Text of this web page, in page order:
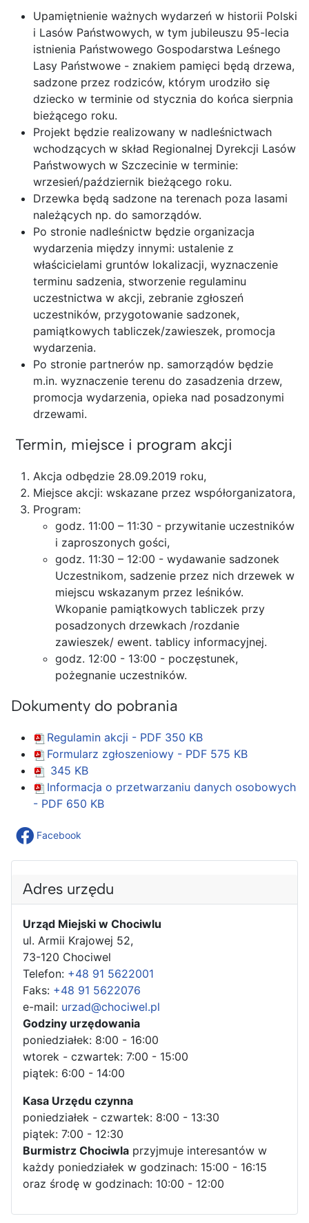
Upamiętnienie ważnych wydarzeń w historii Polski
i Lasów Państwowych, w tym jubileuszu 95-lecia
istnienia Państwowego Gospodarstwa Leśnego
Lasy Państwowe - znakiem pamięci będą drzewa,
sadzone przez rodziców, którym urodziło się
dziecko w terminie od stycznia do końca sierpnia
bieżącego roku.
Projekt będzie realizowany w nadleśnictwach
wchodzących w skład Regionalnej Dyrekcji Lasów
Państwowych w Szczecinie w terminie:
wrzesień/październik bieżącego roku.
Drzewka będą sadzone na terenach poza lasami
należących np. do samorządów.
Po stronie nadleśnictw będzie organizacja
wydarzenia między innymi: ustalenie z
właścicielami gruntów lokalizacji, wyznaczenie
terminu sadzenia, stworzenie regulaminu
uczestnictwa w akcji, zebranie zgłoszeń
uczestników, przygotowanie sadzonek,
pamiątkowych tabliczek/zawieszek, promocja
wydarzenia.
Po stronie partnerów np. samorządów będzie
m.in. wyznaczenie terenu do zasadzenia drzew,
promocja wydarzenia, opieka nad posadzonymi
drzewami.
Termin, miejsce i program akcji
Akcja odbędzie 28.09.2019 roku,
Miejsce akcji: wskazane przez współorganizatora,
Program:
godz. 11:00 – 11:30 - przywitanie uczestników
i zaproszonych gości,
godz. 11:30 – 12:00 - wydawanie sadzonek
Uczestnikom, sadzenie przez nich drzewek w
miejscu wskazanym przez leśników.
Wkopanie pamiątkowych tabliczek przy
posadzonych drzewkach /rozdanie
zawieszek/ ewent. tablicy informacyjnej.
godz. 12:00 - 13:00 - poczęstunek,
pożegnanie uczestników.
Dokumenty do pobrania
Regulamin akcji - PDF 350 KB
Formularz zgłoszeniowy - PDF 575 KB
345 KB
Informacja o przetwarzaniu danych osobowych
- PDF 650 KB
Facebook
Adres urzędu
Urząd Miejski w Chociwlu
ul. Armii Krajowej 52,
73-120 Chociwel
Telefon: +48 91 5622001
Faks: +48 91 5622076
e-mail: urzad@chociwel.pl
Godziny urzędowania
poniedziałek: 8:00 - 16:00
wtorek - czwartek: 7:00 - 15:00
piątek: 6:00 - 14:00
Kasa Urzędu czynna
poniedziałek - czwartek: 8:00 - 13:30
piątek: 7:00 - 12:30
Burmistrz Chociwla przyjmuje interesantów w
każdy poniedziałek w godzinach: 15:00 - 16:15
oraz środę w godzinach: 10:00 - 12:00